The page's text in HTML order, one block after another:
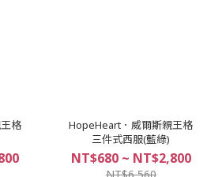
格
HopeHeart．威爾斯親王格
三件式西服(藍綠)
NT$680 ~ NT$2,800